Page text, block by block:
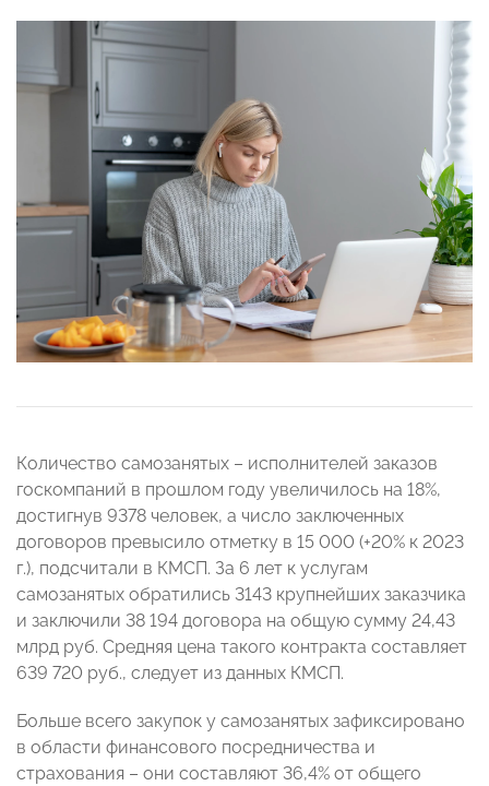
Количество самозанятых – исполнителей заказов
госкомпаний в прошлом году увеличилось на 18%,
достигнув 9378 человек, а число заключенных
договоров превысило отметку в 15 000 (+20% к 2023
г.), подсчитали в КМСП. За 6 лет к услугам
самозанятых обратились 3143 крупнейших заказчика
и заключили 38 194 договора на общую сумму 24,43
млрд руб. Средняя цена такого контракта составляет
639 720 руб., следует из данных КМСП.
Больше всего закупок у самозанятых зафиксировано
в области финансового посредничества и
страхования – они составляют 36,4% от общего